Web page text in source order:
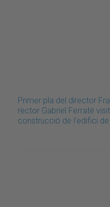
Primer pla del director
rector Gabriel Ferraté
construcció de l'edifici de